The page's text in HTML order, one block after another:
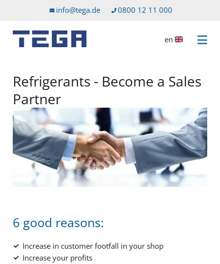
to main content
to service menuinfo@tega.de 0800 12 11 000
Open
en
Refrigerants - Become a Sales
Partner
6 good reasons:
Increase in customer footfall in your shop
Increase your profits